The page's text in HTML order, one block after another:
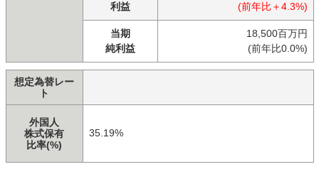
利益
(前年比＋4.3%)
当期
純利益
18,500百万円
(前年比0.0%)
想定為替レー
ト
外国人
株式保有
比率(%)
35.19%